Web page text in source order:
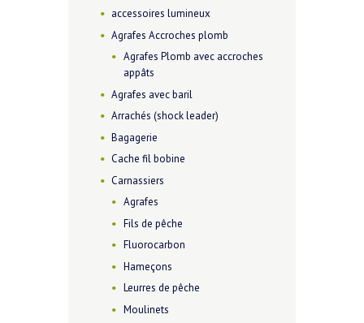
accessoires lumineux
Agrafes Accroches plomb
Agrafes Plomb avec accroches
appâts
Agrafes avec baril
Arrachés (shock leader)
Bagagerie
Cache fil bobine
Carnassiers
Agrafes
Fils de pêche
Fluorocarbon
Hameçons
Leurres de pêche
Moulinets